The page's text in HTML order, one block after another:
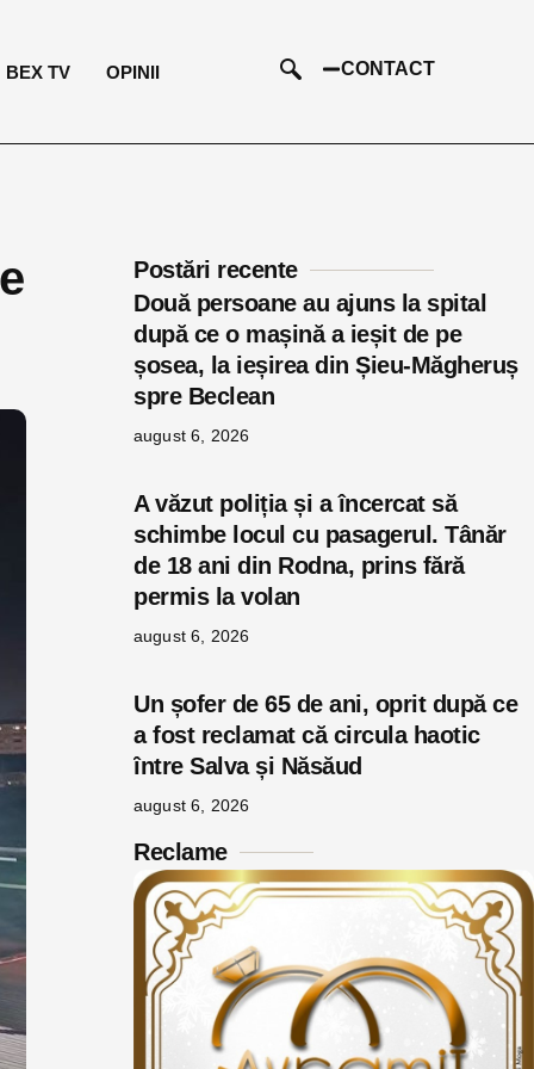
BEX TV OPINII CONTACT
Postări recente
Două persoane au ajuns la spital
după ce o mașină a ieșit de pe
șosea, la ieșirea din Șieu-Măgheruș
spre Beclean
august 6, 2026
A văzut poliția și a încercat să
schimbe locul cu pasagerul. Tânăr
de 18 ani din Rodna, prins fără
permis la volan
august 6, 2026
Un șofer de 65 de ani, oprit după ce
a fost reclamat că circula haotic
între Salva și Năsăud
august 6, 2026
Reclame